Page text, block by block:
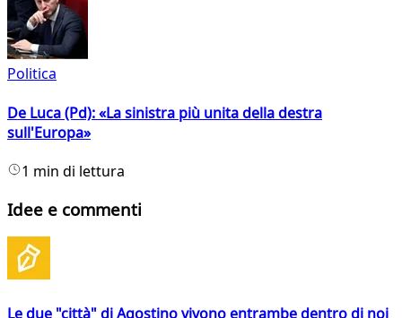
Politica
De Luca (Pd): «La sinistra più unita della destra
sull'Europa»
1 min di lettura
Idee e commenti
Le due "città" di Agostino vivono entrambe dentro di noi